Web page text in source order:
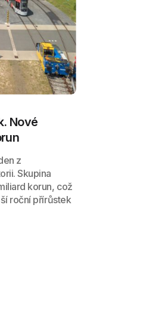
Nové
z
Skupina
korun, což
roční přírůstek